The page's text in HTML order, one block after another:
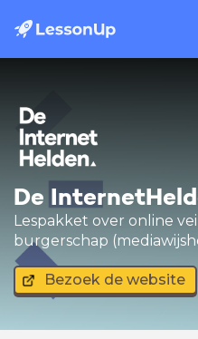
De
Lespakket over online
burgerschap
Bezoek de website